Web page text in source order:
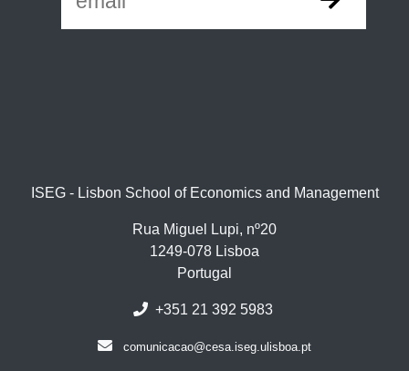
ISEG - Lisbon School of Economics and Management
Rua Miguel Lupi, nº20
1249-078 Lisboa
Portugal
+351 21 392 5983
comunicacao@cesa.iseg.ulisboa.pt